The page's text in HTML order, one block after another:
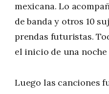
mexicana. Lo
de banda y otros 10
prendas futuristas.
el inicio de una
Luego las canciones